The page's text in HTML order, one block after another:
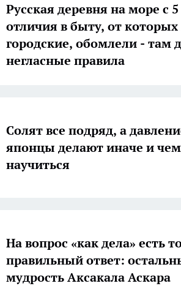
Русская деревня на море с
отличия в быту, от
городские, обомлели - там
негласные правила
Солят все подряд, а
японцы делают иначе и
научиться
На вопрос «как дела» есть
правильный ответ:
мудрость Аксакала Аскара